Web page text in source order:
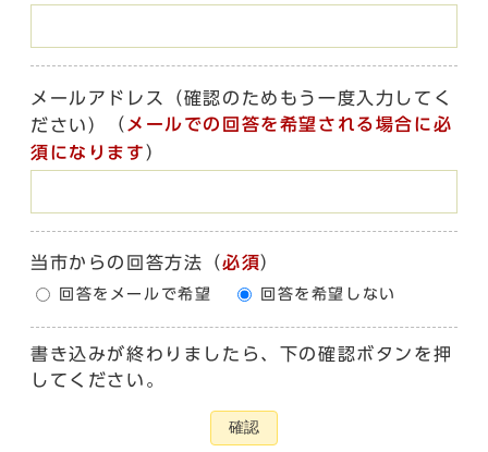
メールアドレス（確認のためもう一度入力してく
ださい）
（ メールでの回答を希望される場合に必
須になります ）
当市からの回答方法 （必須）
回答をメールで希望 回答を希望しない
書き込みが終わりましたら、下の確認ボタンを押
してください。
確認